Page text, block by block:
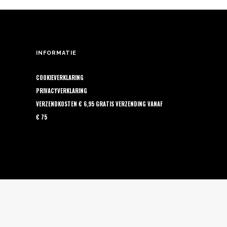
INFORMATIE
COOKIEVERKLARING
PRIVACYVERKLARING
VERZENDKOSTEN € 6,95 GRATIS VERZENDING VANAF
€ 75